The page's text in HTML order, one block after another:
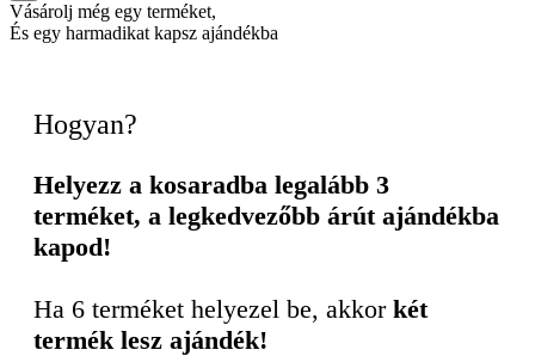
Vásárolj még egy terméket,
És egy harmadikat kapsz ajándékba
Hogyan?
Helyezz a kosaradba legalább 3
terméket, a legkedvezőbb árút ajándékba
kapod!
Ha 6 terméket helyezel be, akkor két
termék lesz ajándék!